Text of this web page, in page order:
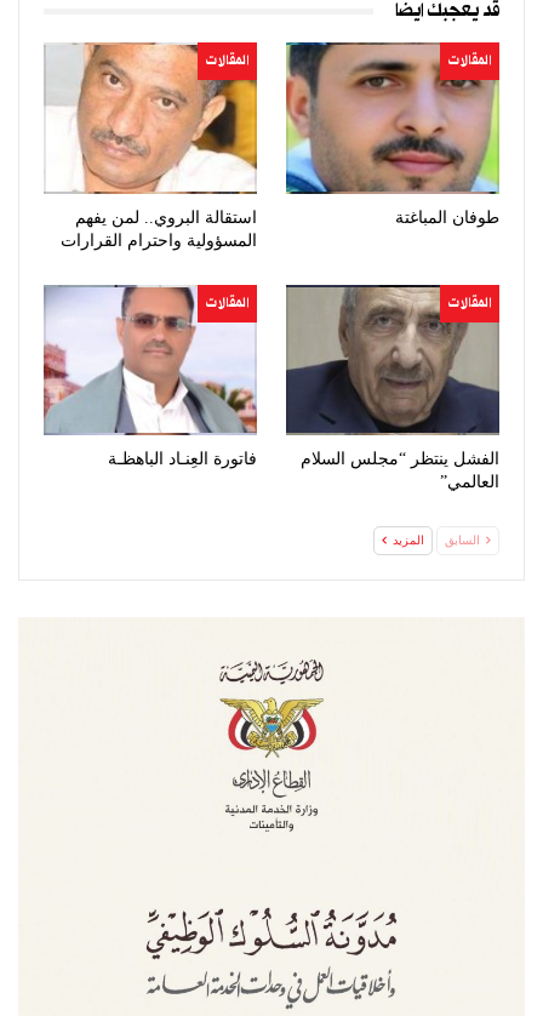
قد يعجبك ايضا
المقالات
طوفان المباغتة
المقالات
استقالة البروي.. لمن يفهم
المسؤولية واحترام القرارات
المقالات
الفشل ينتظر “مجلس السلام
العالمي”
المقالات
فاتورة العِنـاد الباهظـة
السابق المزيد